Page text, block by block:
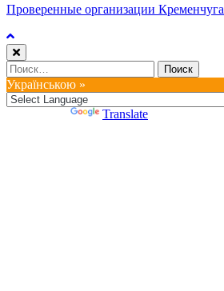
Проверенные организации Кременчуга
Найти:
Українською »
Translate